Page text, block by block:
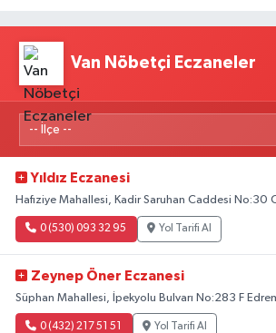
Van Nöbetçi Eczaneler
Yıldız Eczanesi
Hafıziye Mahallesi, Kadir Saruhan Caddesi No:30
0 (530) 093 32 95 Yol Tarifi Al
Zeynep Öner Eczanesi
Süphan Mahallesi, İpekyolu Bulvarı No:283 F
0 (432) 217 51 51 Yol Tarifi Al